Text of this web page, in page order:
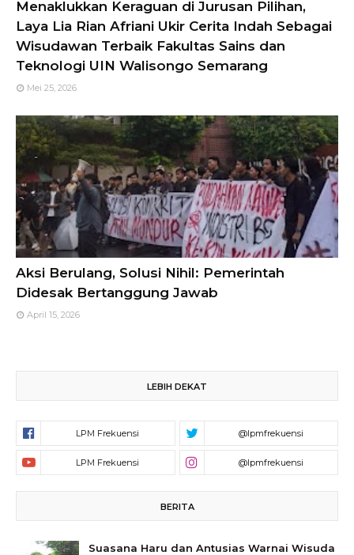
Menaklukkan Keraguan di Jurusan Pilihan,
Laya Lia Rian Afriani Ukir Cerita Indah Sebagai
Wisudawan Terbaik Fakultas Sains dan
Teknologi UIN Walisongo Semarang
Mei 25, 2026
Aksi Berulang, Solusi Nihil: Pemerintah
Didesak Bertanggung Jawab
April 15, 2026
LEBIH DEKAT
BERITA
Suasana Haru dan Antusias Warnai Wisuda